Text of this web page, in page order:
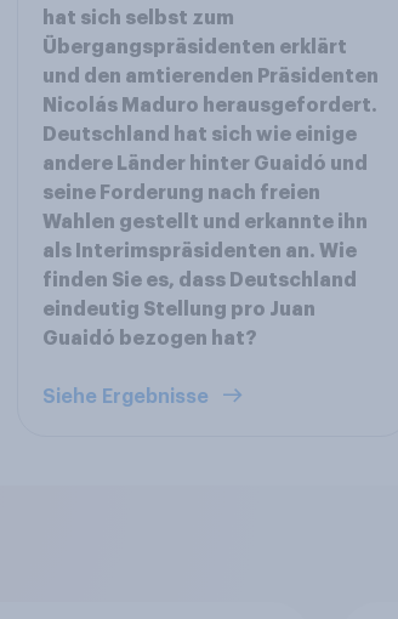
hat sich selbst zum
Übergangspräsidenten erklärt
und den amtierenden Präsidenten
Nicolás Maduro herausgefordert.
Deutschland hat sich wie einige
andere Länder hinter Guaidó und
seine Forderung nach freien
Wahlen gestellt und erkannte ihn
als Interimspräsidenten an. Wie
finden Sie es, dass Deutschland
eindeutig Stellung pro Juan
Guaidó bezogen hat?
Siehe Ergebnisse